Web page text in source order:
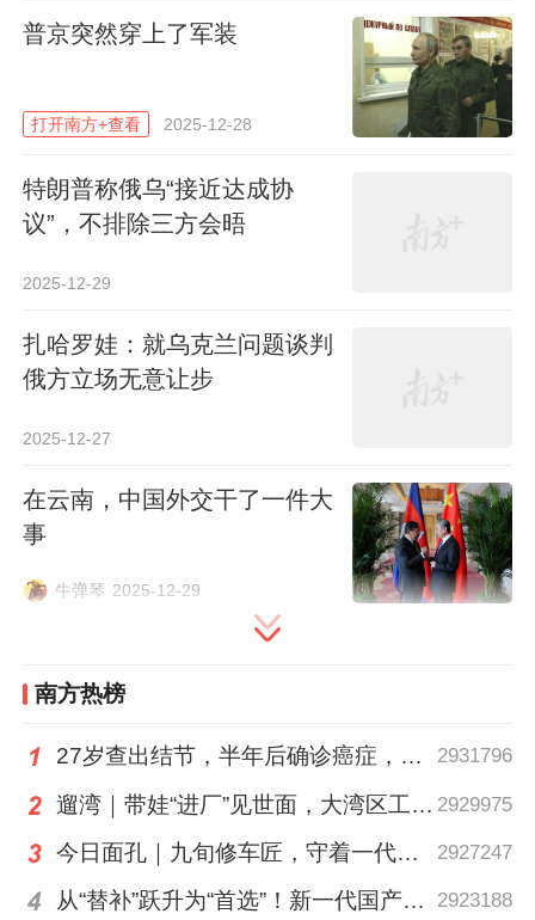
说，从美俄释放的信息来看，这次通话的确
只是一次通话，成果非常有限。
即便没有取得具体和突破性成果，美俄双方
性，特朗普只说通话很顺利，气氛和基调非
果，他定会在个人社交媒体上用大写的字母
来表达自己的心情，可惜没有。
字里行间，特朗普难掩失望情绪，他只是表
示相信普京想结束冲突，所以暂时不增加制
己无能为力的话，那就要退出了。
与其说，特朗普通过电话推动俄乌谈判，不
如说是告知普京，美方退出的可能性。
普京突然穿上了军装
打开南方+查看 2025-12-28
特朗普称俄乌“接近达成协
议”，不排除三方会晤
2025-12-29
扎哈罗娃：就乌克兰问题谈判
俄方立场无意让步
2025-12-27
在云南，中国外交干了一件大
事
牛弹琴 2025-12-29
南方热榜
27岁查出结节，半年后确诊癌症，甲状腺癌真的“懒”吗？ 2931796
遛湾｜带娃“进厂”见世面，大湾区工业研学攻略请查收 2929975
今日面孔｜九旬修车匠，守着一代又一代车轮转 2927247
从“替补”跃升为“首选”！新一代国产核心工业软件加速冲高端 2923188